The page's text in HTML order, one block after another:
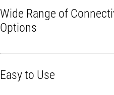
Wide Range of
Options
Easy to Use